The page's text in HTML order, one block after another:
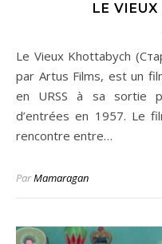
LE
Le Vieux Khottabych (Старик Хоттабыч), édité chez nous
par Artus Films, est un
en URSS à sa sortie
d’entrées en 1957. Le
rencontre entre…
ParMamaragan